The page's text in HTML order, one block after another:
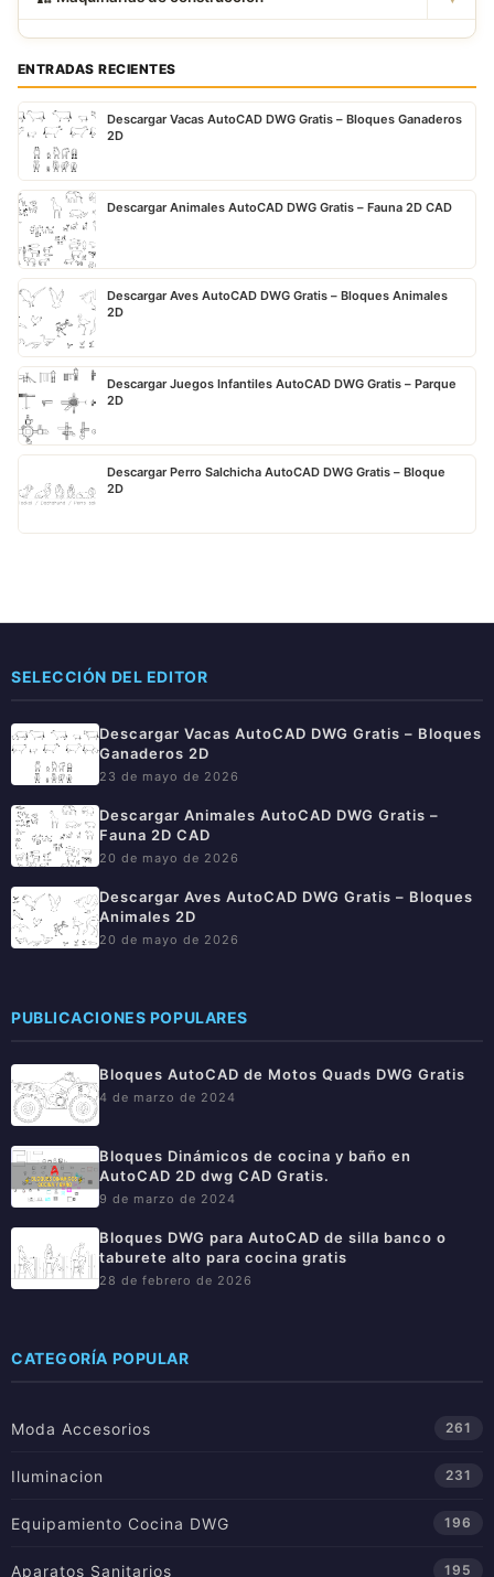
ENTRADAS RECIENTES
Descargar Vacas AutoCAD DWG Gratis – Bloques Ganaderos
2D
Descargar Animales AutoCAD DWG Gratis – Fauna 2D CAD
Descargar Aves AutoCAD DWG Gratis – Bloques Animales
2D
Descargar Juegos Infantiles AutoCAD DWG Gratis – Parque
2D
Descargar Perro Salchicha AutoCAD DWG Gratis – Bloque
2D
SELECCIÓN DEL EDITOR
Descargar Vacas AutoCAD DWG Gratis – Bloques
Ganaderos 2D
23 de mayo de 2026
Descargar Animales AutoCAD DWG Gratis –
Fauna 2D CAD
20 de mayo de 2026
Descargar Aves AutoCAD DWG Gratis – Bloques
Animales 2D
20 de mayo de 2026
PUBLICACIONES POPULARES
Bloques AutoCAD de Motos Quads DWG Gratis
4 de marzo de 2024
Bloques Dinámicos de cocina y baño en
AutoCAD 2D dwg CAD Gratis.
9 de marzo de 2024
Bloques DWG para AutoCAD de silla banco o
taburete alto para cocina gratis
28 de febrero de 2026
CATEGORÍA POPULAR
Moda Accesorios 261
Iluminacion 231
Equipamiento Cocina DWG 196
Aparatos Sanitarios 195